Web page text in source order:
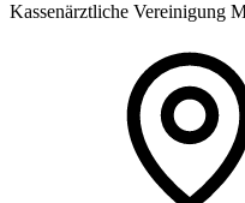
Kassenärztliche Vereinigung